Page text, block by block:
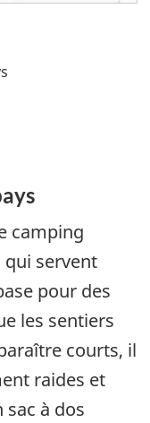
camping
qui servent
pour des
les sentiers
courts, il
raides et
à dos